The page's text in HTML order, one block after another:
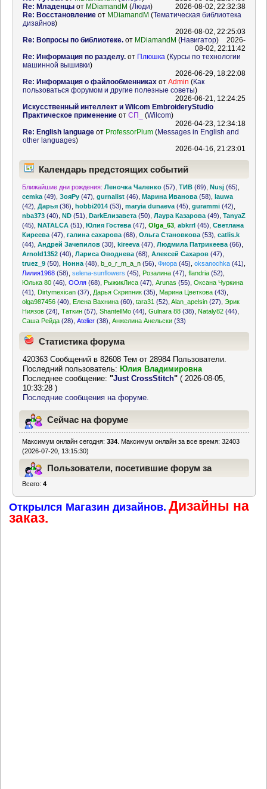
Re: Младенцыот MDiamandM (Люди)
2026-08-02, 22:32:38
Re: Восстановлениеот MDiamandM (Тематическая библиотека
дизайнов)
2026-08-02, 22:25:03
Re: Вопросы по библиотеке.от MDiamandM (Навигатор)
2026-
08-02, 22:11:42
Re: Информация по разделу.от Плюшка (Курсы по технологии
машинной вышивки)
2026-06-29, 18:22:08
Re: Информация о файлообменникахот Admin (Как
пользоваться форумом и другие полезные советы)
2026-06-21, 12:24:25
Искусственный интеллект и Wilcom EmbroideryStudio
Практическое применениеот СП_ (Wilcom)
2026-04-23, 12:34:18
Re: English languageот ProfessorPlum(Messages in English and
other languages)
2026-04-16, 21:23:01
Календарь предстоящих событий
Ближайшие дни рождения: Леночка Чаленко (57) ,ТИВ (69) ,Nusj (65)
cemka (49) ,ЗояРу (47) ,gurnalist (46) ,Марина Иванова (58) ,lauwa
(42) ,Дарья (36) ,hobbi2014 (53) ,maryia dunaeva (45) ,gurammi (42)
nba373 (40) ,ND (51) ,DarkЕлизавета (50) ,Лаура Казарова (49) ,TanyaZ
(45) ,NATALCA (51) ,Юлия Гостева (47) ,Olga_63 ,abkrrl (45) ,Светлана
Киреева (47) ,галина сахарова (68) ,Ольга Становкова (53) ,catlis.k
(44) ,Андрей Зачепилов (30) ,kireeva (47) ,Людмила Патрикеева (66)
Arnold1352 (40) ,Лариса Оводнева (68) ,Алексей Сахаров (47)
truez_9 (50) ,Нонна (48) ,b_o_r_m_a_n (56) ,Фиора (45) ,oksanochka (41)
Лилия1968 (58) ,selena-sunflowers (45) Розалина (47) ,flandria (52)
Юлька 80 (46) ,ООля (68) РыжикЛиса (47) ,Arunas (55) ,Оксана Чуркина
(41)
Dirtymexican (37) Дарья Скрипник (35) Марина Цветкова (43)
olga987456 (40) Елена Вахнина (60) ,tara31 (52) ,Alan_apelsin (27) ,Эрик
Ниязов (24) ,Таткин (57) ,ShantellMo (44) ,Gulnara 88 (38) Nataly82 (44)
Саша Рейда (28) ,Atelier (38) ,Анжелина Анельски (33)
Статистика форума
420363 Сообщений в 82608 Тем от 28984 Пользователи.
Последний пользователь: Юлия Владимировна
Последнее сообщение:"Just CrossStitch" ( 2026-08-05,
10:33:28 )
Последние сообщения на форуме.
Сейчас на форуме
Максимум онлайн сегодня:334 . Максимум онлайн за все время: 32403
(2026-07-20, 13:15:30)
Пользователи, посетившие форум за
Всего:4
Открылся Магазин дизайнов. Дизайны на
заказ.